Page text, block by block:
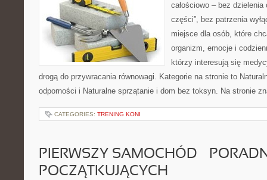
całościowo – bez dzielenia
części”, bez patrzenia
miejsce dla osób, które
organizm, emocje i
którzy interesują się
drogą do przywracania równowagi. Kategorie na stronie to
odporności i Naturalne sprzątanie i dom bez toksyn. Na stronie
CATEGORIES: TRENING KONI
PIERWSZY SAMOCHÓD –
POCZĄTKUJĄCYCH